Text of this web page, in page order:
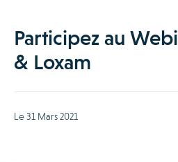
Participez au
& Loxam
Le 31 Mars 2021